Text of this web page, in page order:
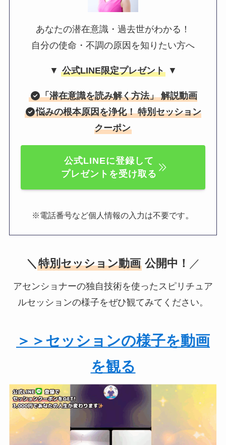
あなたの潜在意識・過去世がわかる！
自分の使命・不調の原因を知りたい方へ
▼ 公式LINE限定プレゼント▼
「潜在意識を読み解く方法」 解説動画
悩みの根本原因を浄化！ 特別セッション
クーポン
公式LINEに登録して
プレゼントを受け取る
※電話番号など個人情報の入力は不要です。
＼ 特別セッション動画公開中！ ／
アセンショナーの独自技術を使ったスピリチュア
ルセッションの様子をぜひ観てみてください。
＞＞セッションの様子を動画
を観る